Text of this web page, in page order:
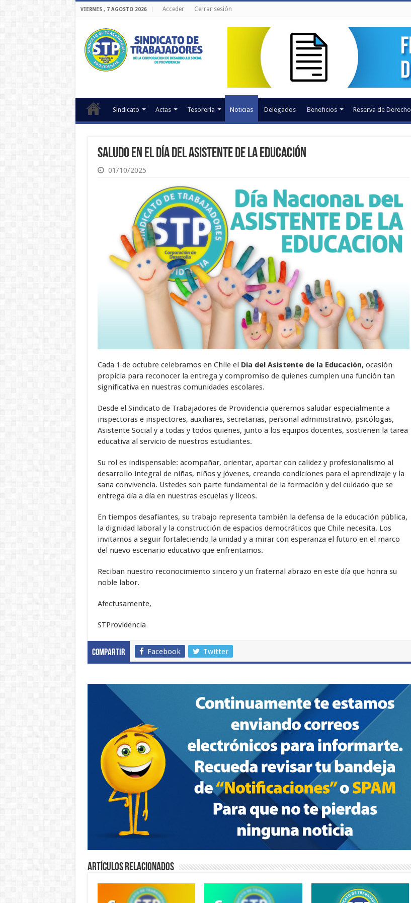
VIERNES , 7 AGOSTO 2026 Acceder Cerrar sesión
Sindicato Actas Tesorería Noticias Delegados Beneficios Reserva de Derecho
Saludo en el Día del Asistente de la Educación
01/10/2025
Cada 1 de octubre celebramos en Chile el Día del Asistente de la Educación, ocasión
propicia para reconocer la entrega y compromiso de quienes cumplen una función tan
significativa en nuestras comunidades escolares.
Desde el Sindicato de Trabajadores de Providencia queremos saludar especialmente a
inspectoras e inspectores, auxiliares, secretarias, personal administrativo, psicólogas,
Asistente Social y a todas y todos quienes, junto a los equipos docentes, sostienen la tarea
educativa al servicio de nuestros estudiantes.
Su rol es indispensable: acompañar, orientar, aportar con calidez y profesionalismo al
desarrollo integral de niñas, niños y jóvenes, creando condiciones para el aprendizaje y la
sana convivencia. Ustedes son parte fundamental de la formación y del cuidado que se
entrega día a día en nuestras escuelas y liceos.
En tiempos desafiantes, su trabajo representa también la defensa de la educación pública,
la dignidad laboral y la construcción de espacios democráticos que Chile necesita. Los
invitamos a seguir fortaleciendo la unidad y a mirar con esperanza el futuro en el marco
del nuevo escenario educativo que enfrentamos.
Reciban nuestro reconocimiento sincero y un fraternal abrazo en este día que honra su
noble labor.
Afectusamente,
STProvidencia
Compartir Facebook Twitter
Artículos relacionados